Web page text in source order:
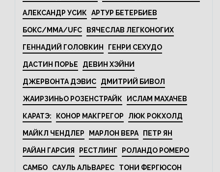
АЛЕКСАНДР УСИК АРТУР БЕТЕРБИЕВ
БОКС/MMA/UFC ВЯЧЕСЛАВ ЛЕГКОНОГИХ
ГЕННАДИЙ ГОЛОВКИН ГЕНРИ СЕХУДО
ДАСТИН ПОРЬЕ ДЕВИН ХЭЙНИ
ДЖЕРВОНТА ДЭВИС ДМИТРИЙ БИВОЛ
ЖАИРЗИНЬО РОЗЕНСТРАЙК ИСЛАМ МАХАЧЕВ
КАРАТЭ: КОНОР МАКГРЕГОР ЛЮК РОКХОЛД
МАЙКЛ ЧЕНДЛЕР МАРЛОН ВЕРА ПЕТР ЯН
РАЙАН ГАРСИЯ РЕСТЛИНГ РОЛАНДО РОМЕРО
САМБО САУЛЬ АЛЬВАРЕС ТОНИ ФЕРГЮСОН